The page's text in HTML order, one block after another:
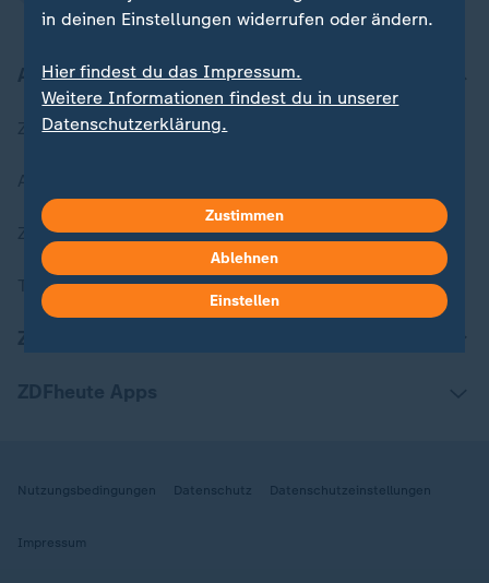
Aktuell bei ZDFheute
Zuletzt veröffentlicht
ZDFheute Stories
Themen im Überblick
Nutzungsbedingungen Datenschutz Datenschutzeinstellungen
Impressum
in deinen Einstellungen widerrufen oder ändern.
Hier findest du das Impressum.
Weitere Informationen findest du in unserer
Datenschutzerklärung.
Zustimmen
Ablehnen
Einstellen